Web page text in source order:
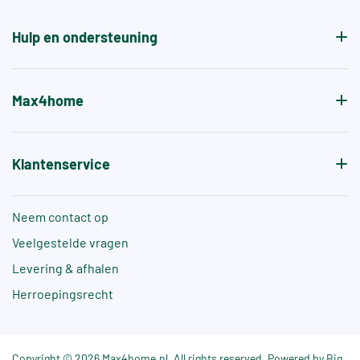
Hulp en ondersteuning
Max4home
Klantenservice
Neem contact op
Veelgestelde vragen
Levering & afhalen
Herroepingsrecht